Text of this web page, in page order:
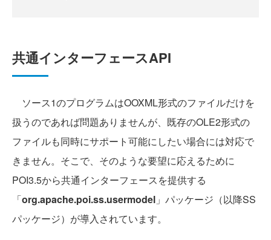
共通インターフェースAPI
ソース1のプログラムはOOXML形式のファイルだけを
扱うのであれば問題ありませんが、既存のOLE2形式の
ファイルも同時にサポート可能にしたい場合には対応で
きません。そこで、そのような要望に応えるために
POI3.5から共通インターフェースを提供する
「org.apache.poi.ss.usermodel 」パッケージ（以降SS
パッケージ）が導入されています。